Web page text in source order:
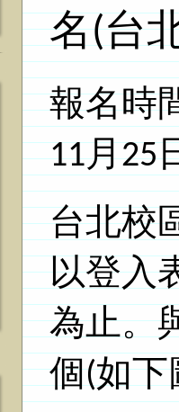
名(台
報名時
11月25
台北校
以登入
為止。
個(如下